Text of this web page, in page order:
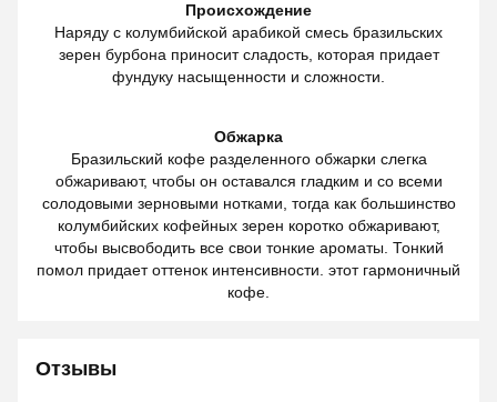
Происхождение
Наряду с колумбийской арабикой смесь бразильских
зерен бурбона приносит сладость, которая придает
фундуку насыщенности и сложности.
Обжарка
Бразильский кофе разделенного обжарки слегка
обжаривают, чтобы он оставался гладким и со всеми
солодовыми зерновыми нотками, тогда как большинство
колумбийских кофейных зерен коротко обжаривают,
чтобы высвободить все свои тонкие ароматы. Тонкий
помол придает оттенок интенсивности. этот гармоничный
кофе.
Отзывы